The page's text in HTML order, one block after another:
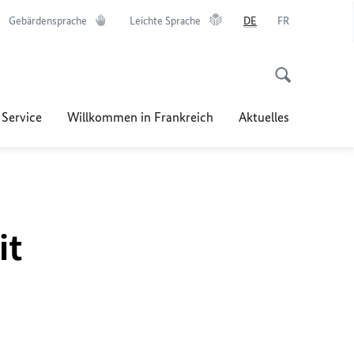
Gebärdensprache Leichte Sprache DE FR
Willkommen in Frankreich Aktuelles